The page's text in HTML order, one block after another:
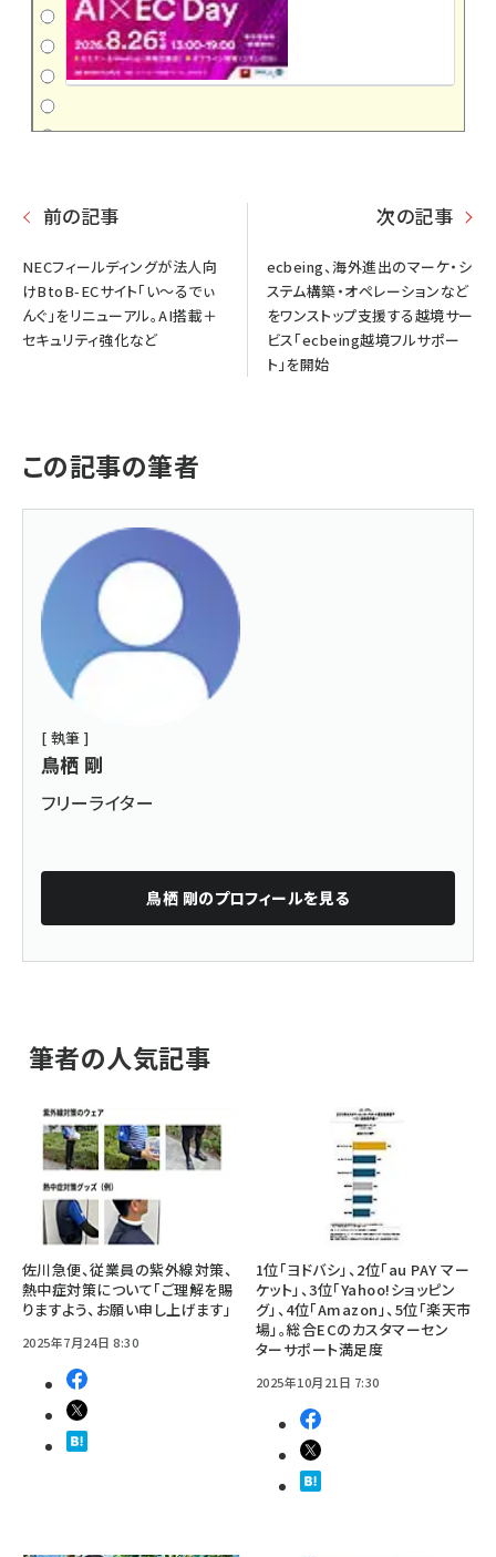
前の記事
NECフィールディングが法人向
けBtoB-ECサイト「い～るでぃ
んぐ」をリニューアル。AI搭載＋
セキュリティ強化など
次の記事
ecbeing、海外進出のマーケ・シ
ステム構築・オペレーションなど
をワンストップ支援する越境サー
ビス「ecbeing越境フルサポー
ト」を開始
この記事の筆者
[ 執筆 ]
鳥栖 剛
フリーライター
鳥栖 剛のプロフィールを見る
筆者の人気記事
佐川急便、従業員の紫外線対策、
熱中症対策について「ご理解を賜
りますよう、お願い申し上げます」
2025年7月24日 8:30
1位「ヨドバシ」、2位「au PAY マー
ケット」、3位「Yahoo!ショッピン
グ」、4位「Amazon」、5位「楽天市
場」。総合ECのカスタマーセン
ターサポート満足度
2025年10月21日 7:30